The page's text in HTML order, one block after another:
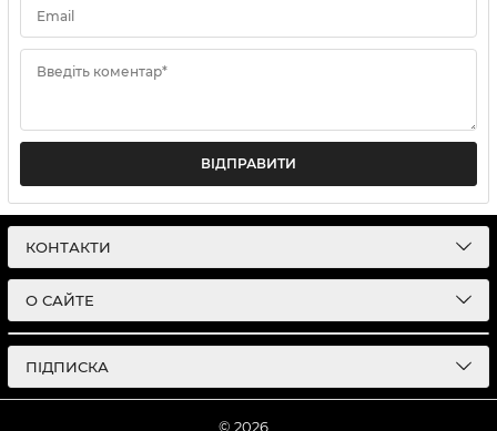
Email
Введіть коментар*
ВІДПРАВИТИ
КОНТАКТИ
О САЙТЕ
ПІДПИСКА
© 2026